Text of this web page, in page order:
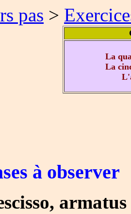
pas >
La
La
à observer